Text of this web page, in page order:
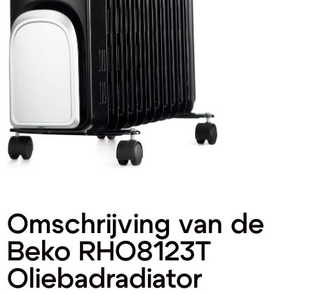
Omschrijving van de
Beko RHO8123T
Oliebadradiator